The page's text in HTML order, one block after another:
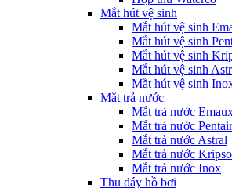
Mắt hút vệ sinh
Mắt hút vệ sinh
Mắt hút vệ sinh
Mắt hút vệ sinh
Mắt hút vệ sinh
Mắt hút vệ sinh
Mắt trả nước
Mắt trả nước
Mắt trả nước Pentair
Mắt trả nước Astral
Mắt trả nước
Mắt trả nước Inox
Thu đáy hồ bơi